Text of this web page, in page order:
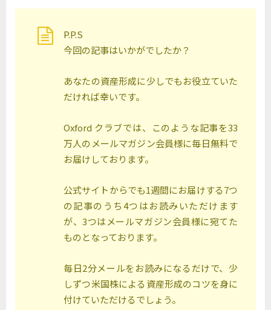
P.P.S
今回の記事はいかがでしたか？
あなたの資産形成に少しでもお役立ていた
だければ幸いです。
Oxford クラブでは、このような記事を33
万人のメールマガジン会員様に毎日無料で
お届けしております。
公式サイトからでも1週間にお届けする7つ
の記事のうち4つはお読みいただけます
が、3つはメールマガジン会員様に宛てた
ものとなっております。
毎日2分メールをお読みになるだけで、少
しずつ米国株による資産形成のコツを身に
付けていただけるでしょう。